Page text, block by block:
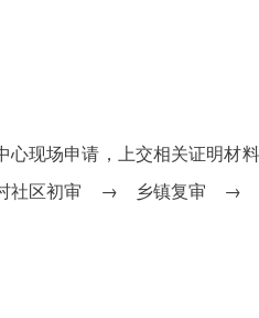
现场申请，上交相关证明材
村社区初审 → 乡镇复审 →